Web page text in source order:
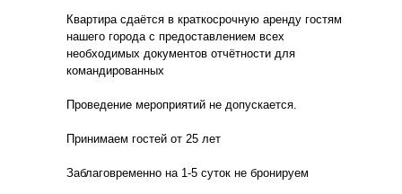
Квартира сдаётся в краткосрочную аренду гостям
нашего города с предоставлением всех
необходимых документов отчётности для
командированных
Проведение мероприятий не допускается.
Принимаем гостей от 25 лет
Заблаговременно на 1-5 суток не бронируем